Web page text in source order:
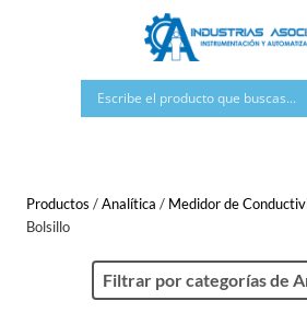
Productos /Analítica / Medidor de
Bolsillo
Filtrar por categorías de